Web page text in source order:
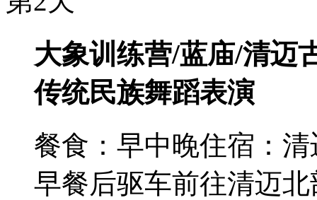
大象训练营/蓝庙/清迈
传统民族舞蹈表演
餐食：早中晚住宿：
早餐后驱车前往清迈